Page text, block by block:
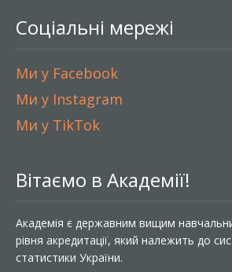
Соціальні мережі
Ми у Facebook
Ми у Instagram
Ми у TikTok
Вітаємо в Академії!
Академія є державним вищим
рівня акредитації, який належить до
статистики України.